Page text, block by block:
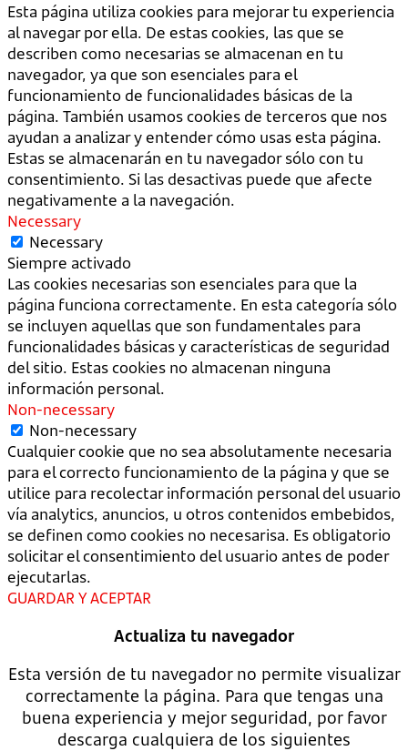
Esta página utiliza cookies para mejorar tu experiencia
al navegar por ella. De estas cookies, las que se
describen como necesarias se almacenan en tu
navegador, ya que son esenciales para el
funcionamiento de funcionalidades básicas de la
página. También usamos cookies de terceros que nos
ayudan a analizar y entender cómo usas esta página.
Estas se almacenarán en tu navegador sólo con tu
consentimiento. Si las desactivas puede que afecte
negativamente a la navegación.
Necessary
Necessary
Siempre activado
Las cookies necesarias son esenciales para que la
página funciona correctamente. En esta categoría sólo
se incluyen aquellas que son fundamentales para
funcionalidades básicas y características de seguridad
del sitio. Estas cookies no almacenan ninguna
información personal.
Non-necessary
Non-necessary
Cualquier cookie que no sea absolutamente necesaria
para el correcto funcionamiento de la página y que se
utilice para recolectar información personal del usuario
vía analytics, anuncios, u otros contenidos embebidos,
se definen como cookies no necesarisa. Es obligatorio
solicitar el consentimiento del usuario antes de poder
ejecutarlas.
GUARDAR Y ACEPTAR
Actualiza tu navegador
Esta versión de tu navegador no permite visualizar
correctamente la página. Para que tengas una
buena experiencia y mejor seguridad, por favor
descarga cualquiera de los siguientes